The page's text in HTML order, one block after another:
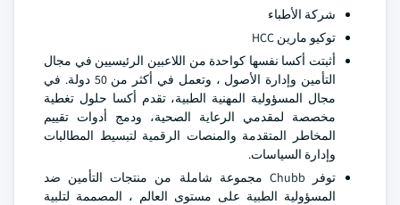
شركة الأطباء
توكيو مارين HCC
أثبتت أكسا نفسها كواحدة من اللاعبين الرئيسيين في مجال
التأمين وإدارة الأصول ، وتعمل في أكثر من 50 دولة. في
مجال المسؤولية المهنية الطبية، تقدم أكسا حلول تغطية
مخصصة لمقدمي الرعاية الصحية، ودمج أدوات تقييم
المخاطر المتقدمة والمنصات الرقمية لتبسيط المطالبات
وإدارة السياسات.
توفر Chubb مجموعة شاملة من منتجات التأمين ضد
المسؤولية الطبية على مستوى العالم ، المصممة لتلبية